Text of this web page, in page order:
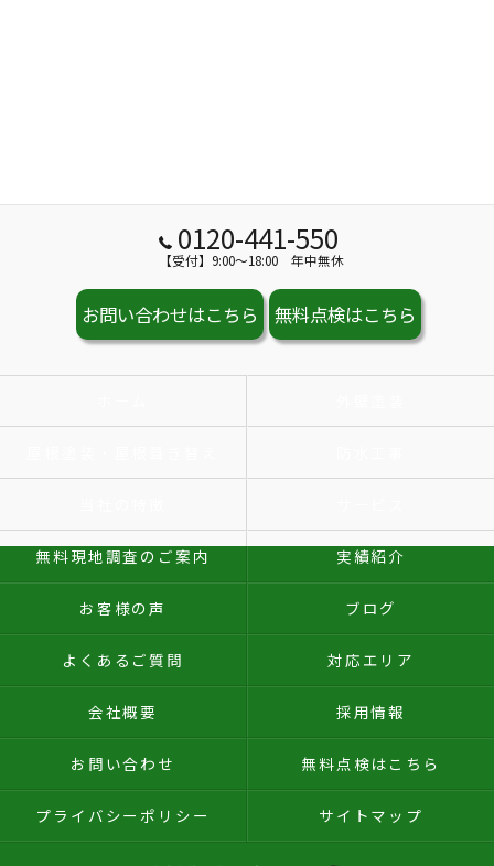
0120-441-550
【受付】9:00～18:00 年中無休
お問い合わせはこちら 無料点検はこちら
無料現地調査のご案内 実績紹介
お客様の声 ブログ
よくあるご質問 対応エリア
会社概要 採用情報
お問い合わせ 無料点検はこちら
プライバシーポリシー サイトマップ